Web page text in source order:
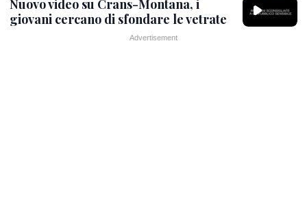
Nuovo video su Crans-Montana, i
giovani cercano di sfondare le vetrate